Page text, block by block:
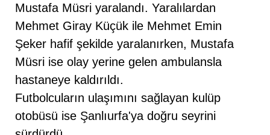
Mustafa Müsri yaralandı. Yaralılardan
Mehmet Giray Küçük ile Mehmet Emin
Şeker hafif şekilde yaralanırken, Mustafa
Müsri ise olay yerine gelen ambulansla
hastaneye kaldırıldı.
Futbolcuların ulaşımını sağlayan kulüp
otobüsü ise Şanlıurfa'ya doğru seyrini